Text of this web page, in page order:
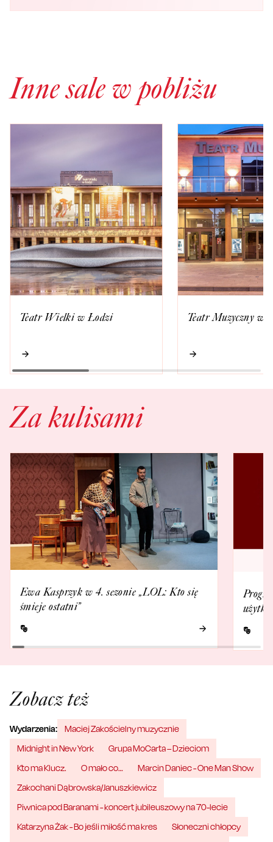
Inne sale w pobliżu
Teatr Wielki w Łodzi Teatr Muzyczny w
Za kulisami
Ewa Kasprzyk w 4. sezonie „LOL: Kto się
śmieje ostatni”
Zobacz też
Wydarzenia:
Maciej Zakościelny muzycznie
Midnight in New York
Grupa MoCarta – Dzieciom
Kto ma Klucz.
O mało co…
Marcin Daniec - One Man Show
Zakochani Dąbrowska/Januszkiewicz
Piwnica pod Baranami - koncert jubileuszowy na 70-lecie
Katarzyna Żak - Bo jeśli miłość ma kres
Słoneczni chłopcy